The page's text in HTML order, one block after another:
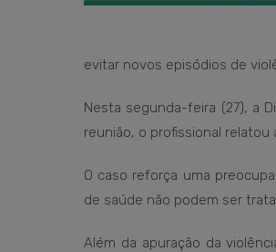
evitar novos episódios de
Nesta segunda-feira (27), a
reunião, o profissional
O caso reforça uma
de saúde não podem ser
Além da apuração da